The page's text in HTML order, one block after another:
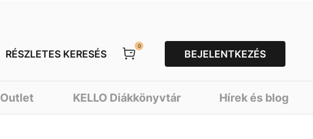
RÉSZLETES KERESÉS
0
BEJELENTKEZÉS
Outlet KELLO Diákkönyvtár Hírek és blog